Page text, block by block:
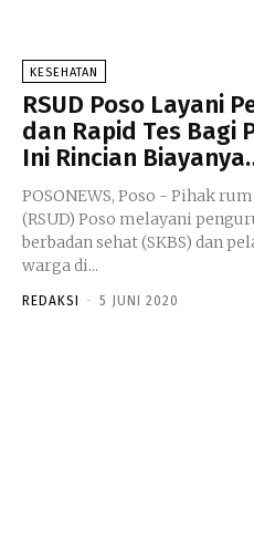
KESEHATAN
RSUD Poso Layani
dan Rapid Tes Bagi
Ini Rincian
POSONEWS, Poso - Pihak
(RSUD) Poso melayani
berbadan sehat (SKBS) dan
warga di...
REDAKSI - 5 JUNI 2020